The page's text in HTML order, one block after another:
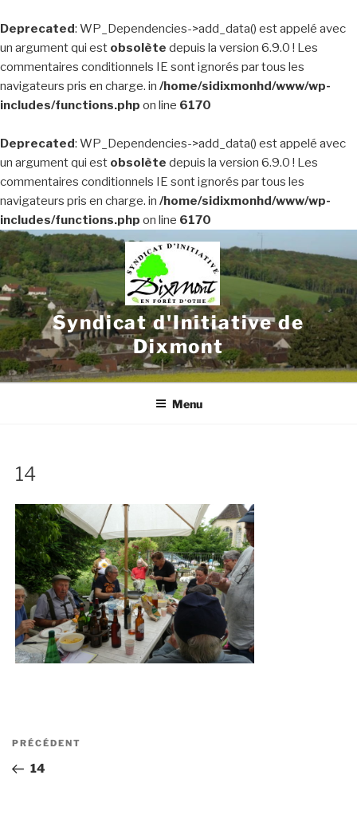
Deprecated: WP_Dependencies->add_data() est appelé avec
un argument qui est obsolète depuis la version 6.9.0 ! Les
commentaires conditionnels IE sont ignorés par tous les
navigateurs pris en charge. in /home/sidixmonhd/www/wp-
includes/functions.php on line 6170
Deprecated: WP_Dependencies->add_data() est appelé avec
un argument qui est obsolète depuis la version 6.9.0 ! Les
commentaires conditionnels IE sont ignorés par tous les
navigateurs pris en charge. in /home/sidixmonhd/www/wp-
includes/functions.php on line 6170
Aller
au
contenu
principal
Syndicat d'Initiative de
Dixmont
Menu
14
Navigation
l’article
Article
précédent
PRÉCÉDENT
14